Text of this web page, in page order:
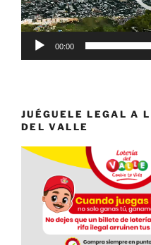
00:00
JUÉGUELE LEGAL A
DEL VALLE